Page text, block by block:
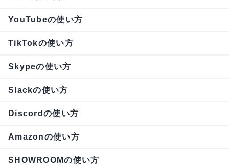
YouTubeの使い方
TikTokの使い方
Skypeの使い方
Slackの使い方
Discordの使い方
Amazonの使い方
SHOWROOMの使い方